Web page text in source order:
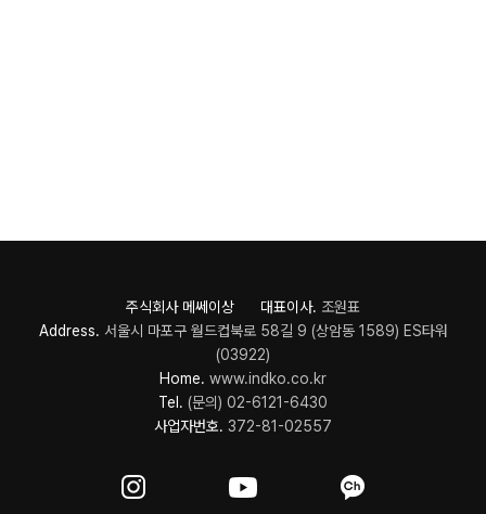
주식회사 메쎄이상 대표이사. 조원표
Address. 서울시 마포구 월드컵북로 58길 9 (상암동 1589) ES타워
(03922)
Home. www.indko.co.kr
Tel. (문의) 02-6121-6430
사업자번호. 372-81-02557